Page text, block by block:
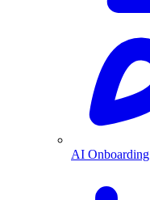
AI Onboarding